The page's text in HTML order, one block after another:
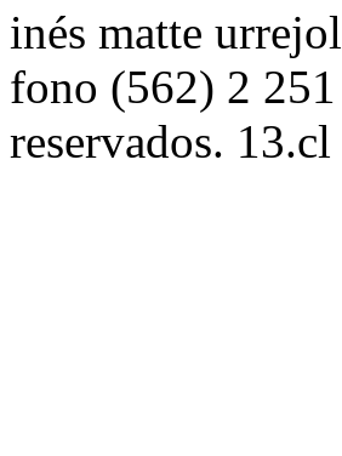
inés matte
fono (562) 2
reservados. 13.cl